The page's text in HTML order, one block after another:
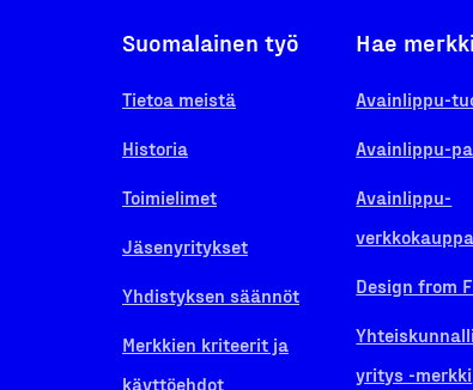
Suomalainen työ
Tietoa meistä
Historia
Toimielimet
Jäsenyritykset
Yhdistyksen säännöt
Merkkien kriteerit ja
käyttöehdot
Hae
Avainlippu-
Avainlippu-
Avainlippu-
verkkokauppa
Design from
yritys -merkki